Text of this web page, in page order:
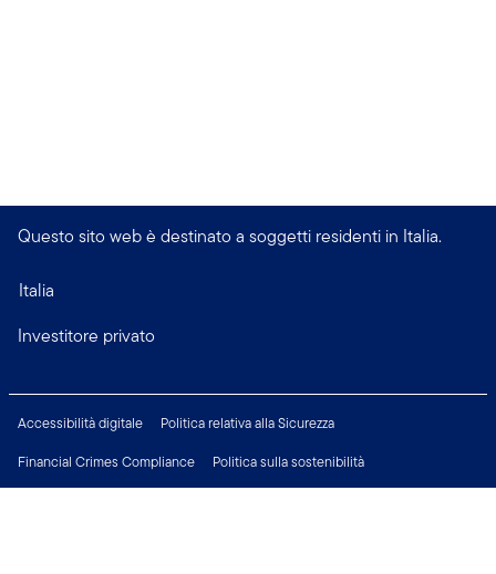
Questo sito web è destinato a soggetti residenti in Italia.
Italia
Investitore privato
Accessibilità digitale
Politica relativa alla Sicurezza
Financial Crimes Compliance
Politica sulla sostenibilità